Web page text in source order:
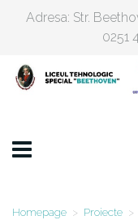
Adresa: Str.
0251
Homepage > Proiecte >